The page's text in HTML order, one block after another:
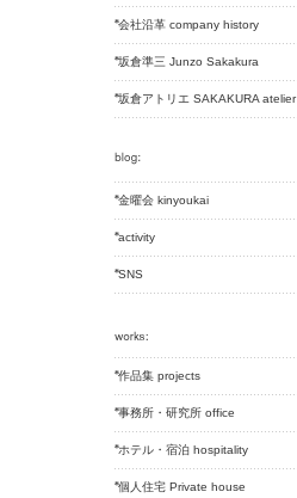
会社沿革 company history
坂倉準三 Junzo Sakakura
坂倉アトリエ SAKAKURA atelier
金曜会 kinyoukai
activity
SNS
作品集 projects
事務所・研究所 office
ホテル・宿泊 hospitality
個人住宅 Private house